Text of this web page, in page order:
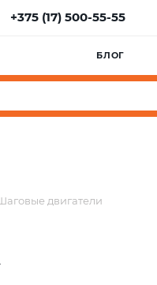
+375 (17) 500-55-55
БЛОГ
двигатели